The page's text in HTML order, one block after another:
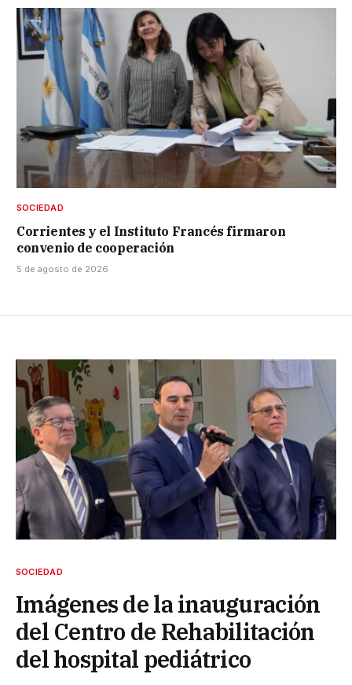
SOCIEDAD
Corrientes y el Instituto Francés firmaron
convenio de cooperación
5 de agosto de 2026
SOCIEDAD
Imágenes de la inauguración
del Centro de Rehabilitación
del hospital pediátrico